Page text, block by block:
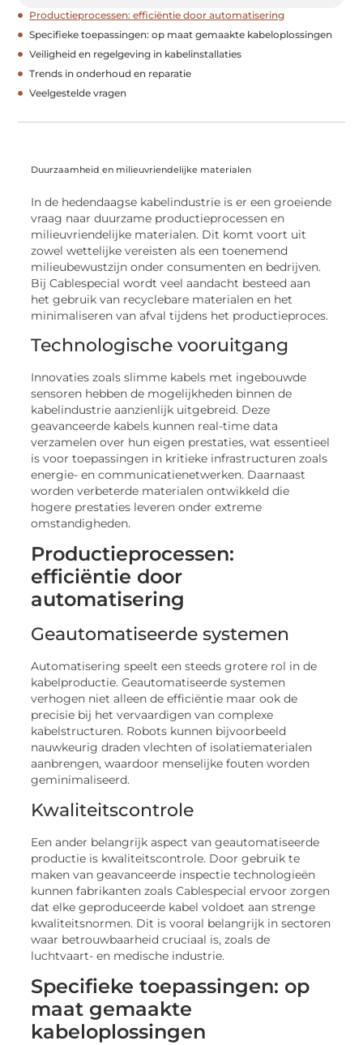
Productieprocessen: efficiëntie door automatisering
Specifieke toepassingen: op maat gemaakte kabeloplossingen
Veiligheid en regelgeving in kabelinstallaties
Trends in onderhoud en reparatie
Veelgestelde vragen
Duurzaamheid en milieuvriendelijke materialen
In de hedendaagse kabelindustrie is er een groeiende
vraag naar duurzame productieprocessen en
milieuvriendelijke materialen. Dit komt voort uit
zowel wettelijke vereisten als een toenemend
milieubewustzijn onder consumenten en bedrijven.
Bij Cablespecial wordt veel aandacht besteed aan
het gebruik van recyclebare materialen en het
minimaliseren van afval tijdens het productieproces.
Technologische vooruitgang
Innovaties zoals slimme kabels met ingebouwde
sensoren hebben de mogelijkheden binnen de
kabelindustrie aanzienlijk uitgebreid. Deze
geavanceerde kabels kunnen real-time data
verzamelen over hun eigen prestaties, wat essentieel
is voor toepassingen in kritieke infrastructuren zoals
energie- en communicatienetwerken. Daarnaast
worden verbeterde materialen ontwikkeld die
hogere prestaties leveren onder extreme
omstandigheden.
Productieprocessen:
efficiëntie door
automatisering
Geautomatiseerde systemen
Automatisering speelt een steeds grotere rol in de
kabelproductie. Geautomatiseerde systemen
verhogen niet alleen de efficiëntie maar ook de
precisie bij het vervaardigen van complexe
kabelstructuren. Robots kunnen bijvoorbeeld
nauwkeurig draden vlechten of isolatiematerialen
aanbrengen, waardoor menselijke fouten worden
geminimaliseerd.
Kwaliteitscontrole
Een ander belangrijk aspect van geautomatiseerde
productie is kwaliteitscontrole. Door gebruik te
maken van geavanceerde inspectie technologieën
kunnen fabrikanten zoals Cablespecial ervoor zorgen
dat elke geproduceerde kabel voldoet aan strenge
kwaliteitsnormen. Dit is vooral belangrijk in sectoren
waar betrouwbaarheid cruciaal is, zoals de
luchtvaart- en medische industrie.
Specifieke toepassingen: op
maat gemaakte
kabeloplossingen